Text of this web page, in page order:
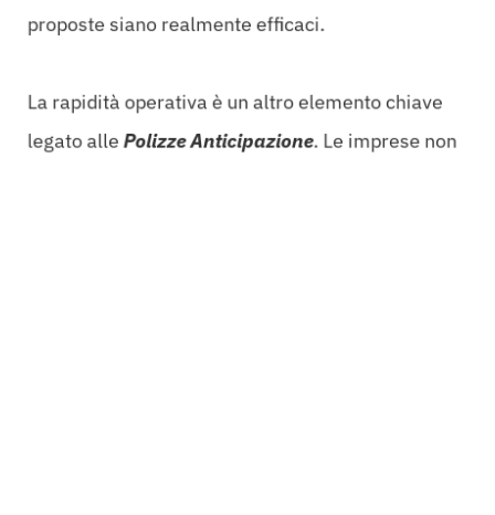
proposte siano realmente efficaci.
La rapidità operativa è un altro elemento chiave
legato allePolizze Anticipazione. Le imprese non